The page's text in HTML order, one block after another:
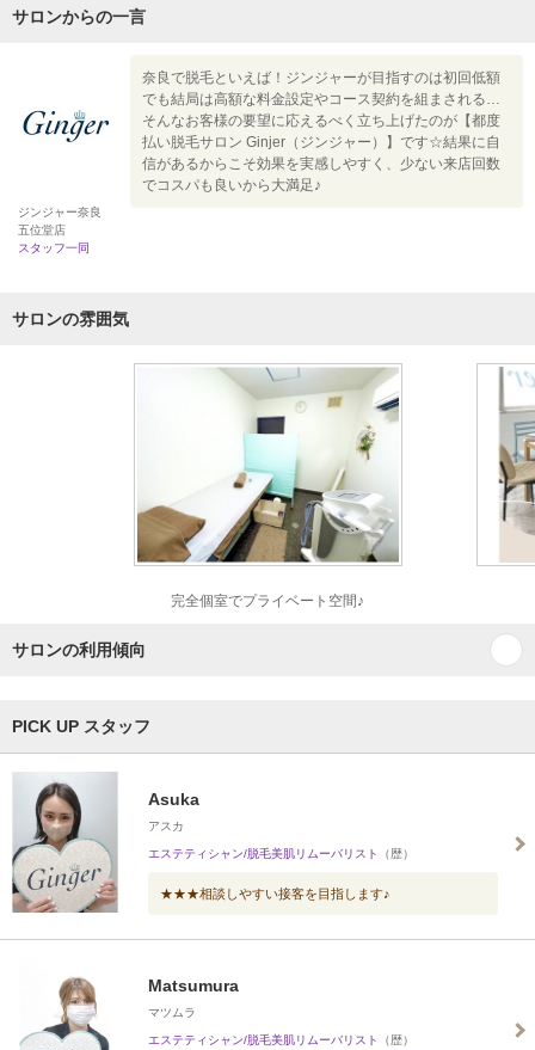
サロンからの一言
ジンジャー奈良
五位堂店
スタッフ一同
奈良で脱毛といえば！ジンジャーが目指すのは初回低額
でも結局は高額な料金設定やコース契約を組まされる…
そんなお客様の要望に応えるべく立ち上げたのが【都度
払い脱毛サロン Ginjer（ジンジャー）】です☆結果に自
信があるからこそ効果を実感しやすく、少ない来店回数
でコスパも良いから大満足♪
サロンの雰囲気
完全個室でプライベート空間♪
サロンの利用傾向
PICK UP スタッフ
Asuka
アスカ
エステティシャン/脱毛美肌リムーバリスト （歴）
★★★相談しやすい接客を目指します♪
Matsumura
マツムラ
エステティシャン/脱毛美肌リムーバリスト （歴）